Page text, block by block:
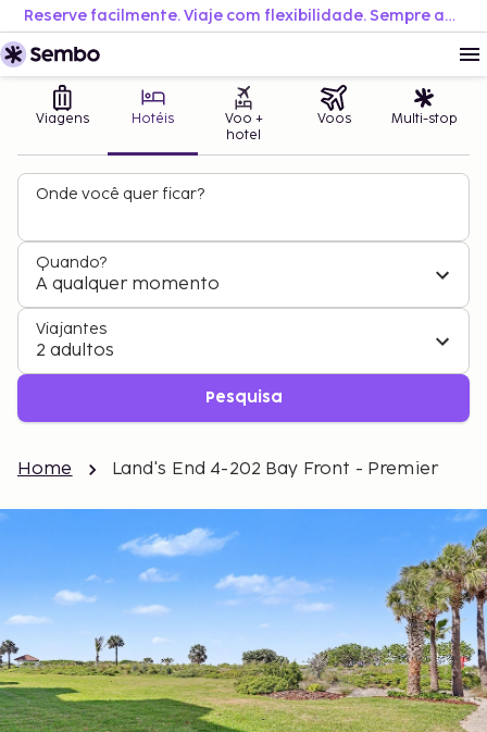
Reserve facilmente. Viaje com flexibilidade. Sempre ao melhor preço.
Viagens Hotéis
Voo +
hotel
Voos Multi-stop
Onde você quer ficar?
Quando?
A qualquer momento
Viajantes
2 adultos
Pesquisa
Home Land's End 4-202 Bay Front - Premier